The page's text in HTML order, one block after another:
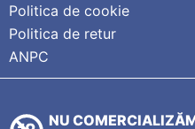
Politica de cookie
Politica de retur
ANPC
NU